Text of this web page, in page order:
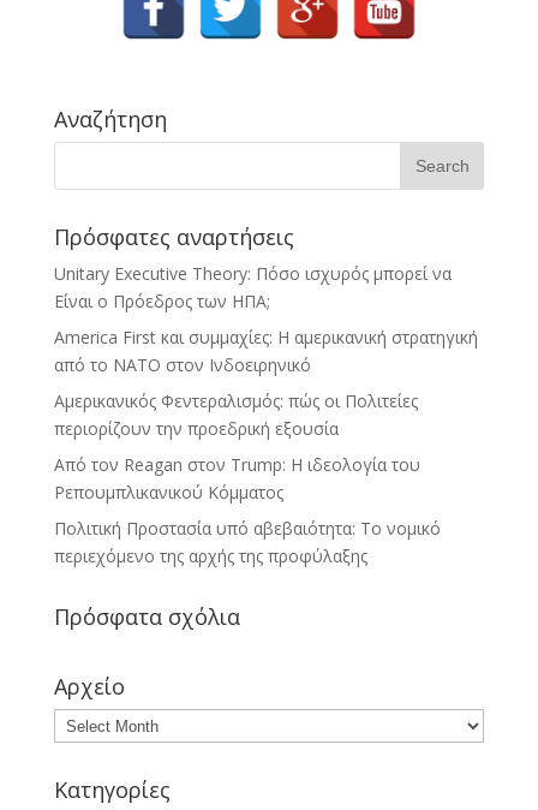
Αναζήτηση
Πρόσφατες αναρτήσεις
Unitary Executive Theory: Πόσο ισχυρός μπορεί να
Είναι ο Πρόεδρος των ΗΠΑ;
America First και συμμαχίες: Η αμερικανική στρατηγική
από το ΝΑΤΟ στον Ινδοειρηνικό
Αμερικανικός Φεντεραλισμός: πώς οι Πολιτείες
περιορίζουν την προεδρική εξουσία
Από τον Reagan στον Trump: Η ιδεολογία του
Ρεπουμπλικανικού Κόμματος
Πολιτική Προστασία υπό αβεβαιότητα: Το νομικό
περιεχόμενο της αρχής της προφύλαξης
Πρόσφατα σχόλια
Αρχείο
Κατηγορίες